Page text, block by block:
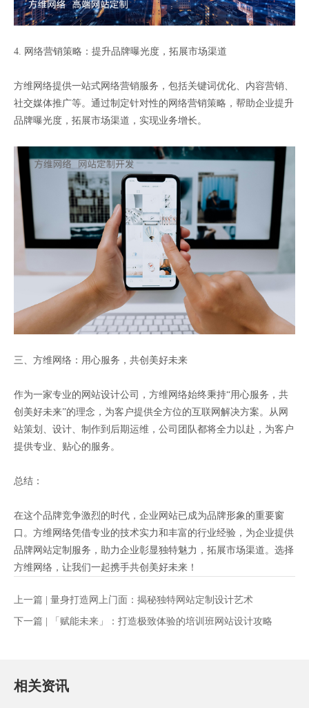
4. 网络营销策略：提升品牌曝光度，拓展市场渠道
方维网络提供一站式网络营销服务，包括关键词优化、内容营销、
社交媒体推广等。通过制定针对性的网络营销策略，帮助企业提升
品牌曝光度，拓展市场渠道，实现业务增长。
三、方维网络：用心服务，共创美好未来
作为一家专业的网站设计公司，方维网络始终秉持“用心服务，共
创美好未来”的理念，为客户提供全方位的互联网解决方案。从网
站策划、设计、制作到后期运维，公司团队都将全力以赴，为客户
提供专业、贴心的服务。
总结：
在这个品牌竞争激烈的时代，企业网站已成为品牌形象的重要窗
口。方维网络凭借专业的技术实力和丰富的行业经验，为企业提供
品牌网站定制服务，助力企业彰显独特魅力，拓展市场渠道。选择
方维网络，让我们一起携手共创美好未来！
上一篇 | 量身打造网上门面：揭秘独特网站定制设计艺术
下一篇 | 「赋能未来」：打造极致体验的培训班网站设计攻略
相关资讯